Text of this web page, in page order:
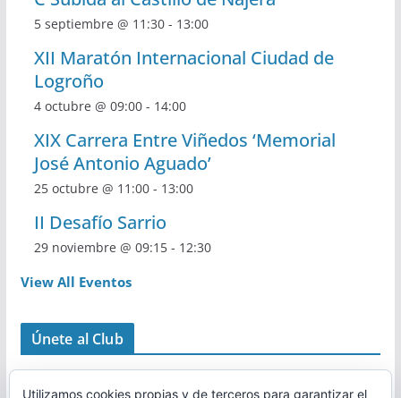
5 septiembre @ 11:30- 13:00
XII Maratón Internacional Ciudad de
Logroño
4 octubre @ 09:00- 14:00
XIX Carrera Entre Viñedos ‘Memorial
José Antonio Aguado’
25 octubre @ 11:00- 13:00
II Desafío Sarrio
29 noviembre @ 09:15- 12:30
View All Eventos
Únete al Club
Utilizamos cookies propias y de terceros para garantizar el